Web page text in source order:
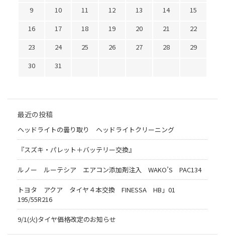
9 10 11 12 13 14
15
16
17 18 19 20 21
22
23
24 25 26 27 28
29
30
31
最近の投稿
ヘッドライトの曇り取り ヘッドライトクリーニング
『スズキ・パレット＋バッテリー交換』
ルノー ルーテシア エアコン添加剤注入 WAKO’S PAC134
トヨタ アクア タイヤ４本交換 FINESSA HB」01
195/55R216
9/1(火)タイヤ価格改定のお知らせ